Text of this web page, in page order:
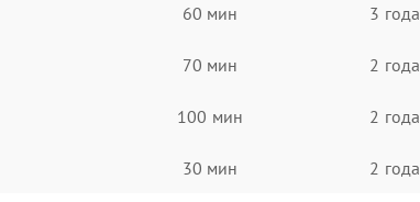
60 мин 3 года
70 мин 2 года
100 мин 2 года
30 мин 2 года